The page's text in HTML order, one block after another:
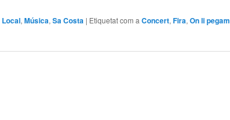
Local,Música,Sa Costa | Etiquetat com a Concert,Fira,On li pegam